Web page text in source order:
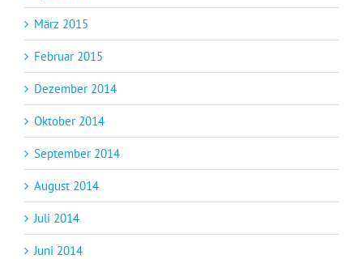
März 2015
Februar 2015
Dezember 2014
Oktober 2014
September 2014
August 2014
Juli 2014
Juni 2014